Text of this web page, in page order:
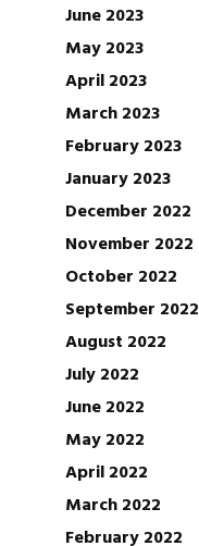
June 2023
May 2023
April 2023
March 2023
February 2023
January 2023
December 2022
November 2022
October 2022
September 2022
August 2022
July 2022
June 2022
May 2022
April 2022
March 2022
February 2022